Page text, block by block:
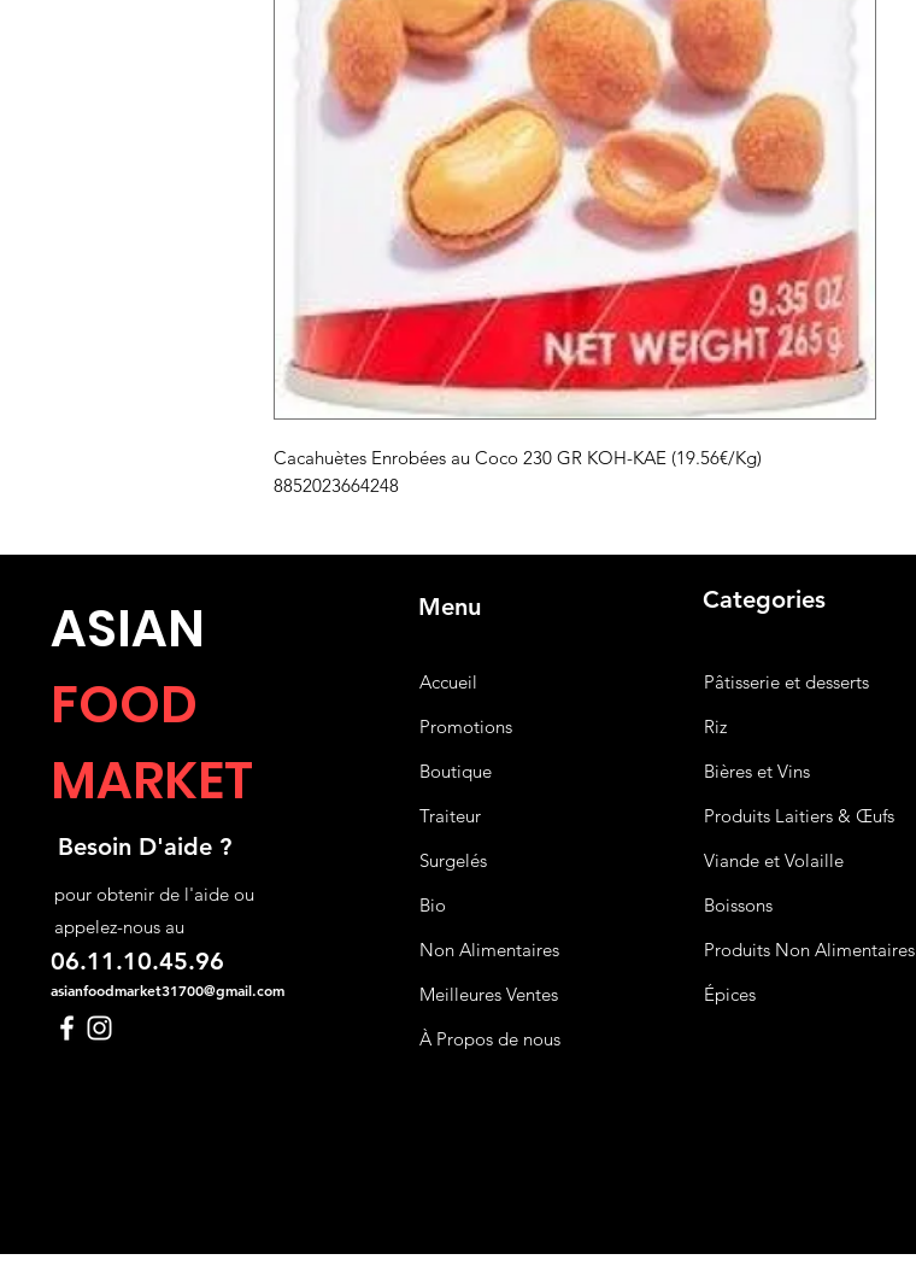
Cacahuètes Enrobées au Coco 230 GR KOH-KAE (19.56€/Kg)
8852023664248
ASIAN
FOOD
MARKET
Besoin D'aide ?
pour obtenir de l'aide ou
appelez-nous au
06.11.10.45.96
asianfoodmarket31700@gmail.com
Menu
Accueil
Promotions
Boutique
Traiteur
Surgelés
Bio
Non Alimentaires
Meilleures Ventes
À Propos de nous
Categories
Pâtisserie et desserts
Riz
Bièreset Vins
Produits Laitiers & Œufs
Viande et Volaille
Boissons
Produits Non Alimentaires
Épices